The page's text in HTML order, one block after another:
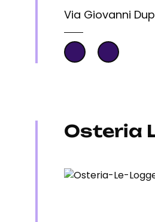
Via Giovanni
Osteria